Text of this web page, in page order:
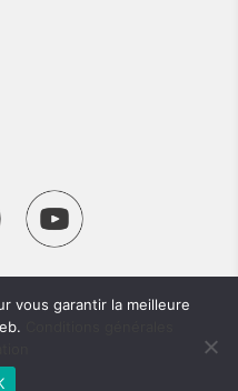
vous garantir la meilleure